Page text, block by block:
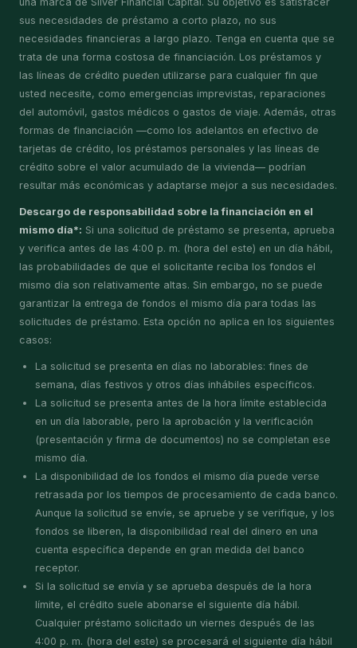
sus necesidades de préstamo a corto plazo, no sus
necesidades financieras a largo plazo. Tenga en cuenta que se
trata de una forma costosa de financiación. Los préstamos y
las líneas de crédito pueden utilizarse para cualquier fin que
usted necesite, como emergencias imprevistas, reparaciones
del automóvil, gastos médicos o gastos de viaje. Además, otras
formas de financiación —como los adelantos en efectivo de
tarjetas de crédito, los préstamos personales y las líneas de
crédito sobre el valor acumulado de la vivienda— podrían
resultar más económicas y adaptarse mejor a sus necesidades.
Descargo de responsabilidad sobre la financiación en el
mismo día*: Si una solicitud de préstamo se presenta, aprueba
y verifica antes de las 4:00 p. m. (hora del este) en un día hábil,
las probabilidades de que el solicitante reciba los fondos el
mismo día son relativamente altas. Sin embargo, no se puede
garantizar la entrega de fondos el mismo día para todas las
solicitudes de préstamo. Esta opción no aplica en los siguientes
casos:
La solicitud se presenta en días no laborables: fines de
semana, días festivos y otros días inhábiles específicos.
La solicitud se presenta antes de la hora límite establecida
en un día laborable, pero la aprobación y la verificación
(presentación y firma de documentos) no se completan ese
mismo día.
La disponibilidad de los fondos el mismo día puede verse
retrasada por los tiempos de procesamiento de cada banco.
Aunque la solicitud se envíe, se apruebe y se verifique, y los
fondos se liberen, la disponibilidad real del dinero en una
cuenta específica depende en gran medida del banco
receptor.
Si la solicitud se envía y se aprueba después de la hora
límite, el crédito suele abonarse el siguiente día hábil.
Cualquier préstamo solicitado un viernes después de las
4:00 p. m. (hora del este) se procesará el siguiente día hábil